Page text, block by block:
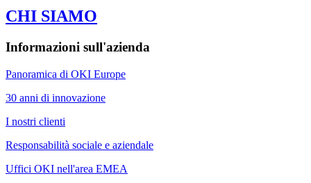
CHI SIAMO
Informazioni sull'azienda
Panoramica di OKI Europe
30 anni di innovazione
I nostri clienti
Responsabilità sociale e aziendale
Uffici OKI nell'area EMEA